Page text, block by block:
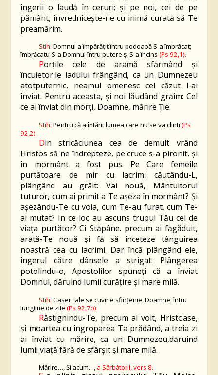
îngerii o laudă în ceruri; şi pe noi, cei de pe
pământ, învredniceşte-ne cu inimă curată să Te
preamărim.
Stih: Domnul a împărăţit întru podoabă S-a îmbrăcat;
îmbrăcatu-S-a Domnul întru putere şi S-a încins(Ps 92,1).
Porţile cele de aramă sfărmând şi
încuietorile iadului frângând, ca un Dumnezeu
atotputernic, neamul omenesc cel căzut l-ai
înviat. Pentru aceasta, şi noi lăudând grăim: Cel
ce ai înviat din morţi, Doamne, mărire Ție.
Stih: Pentru că a întărit lumea care nu se va clinti(Ps
92,2).
Din stricăciunea cea de demult vrând
Hristos să ne îndrepteze, pe cruce s-a pironit, şi
în mormânt a fost pus. Pe Care femeile
purtătoare de mir cu lacrimi căutându-L,
plângând au grăit: Vai nouă, Mântuitorul
tuturor, cum ai primit a Te aşeza în mormânt? Şi
aşezându-Te cu voia, cum Te-au furat, cum Te-
ai mutat? In ce loc au ascuns trupul Tău cel de
viaţa purtător? Ci Stăpâne. precum ai făgăduit,
arată-Te nouă şi fă să înceteze tânguirea
noastră cea cu lacrimi. Dar încă plângând ele,
îngerul către dânsele a strigat: Plângerea
potolindu-o, Apostolilor spuneţi că a înviat
Domnul, dăruind lumii curăţire şi mare milă.
Stih: Casei Tale se cuvine sfinţenie, Doamne, întru
lungime de zile(Ps 92,7b).
Răstignindu-Te, precum ai voit, Hristoase,
şi moartea cu îngroparea Ta prădând, a treia zi
ai înviat cu mărire, ca un Dumnezeu,dăruind
lumii viaţă fără de sfârșit şi mare milă.
Mărire…, Și acum…, aSărbătorii,vers 8.